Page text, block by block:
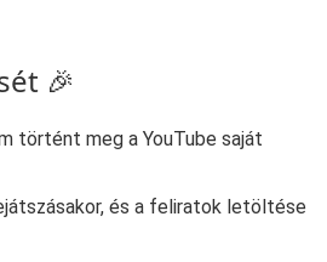
🎉
történt meg a YouTube saját
és a feliratok letöltése